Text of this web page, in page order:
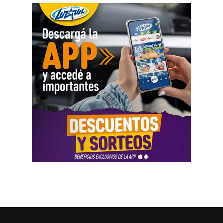
garantizó la pluralidad de voces en nuestro país».
Además, la abogada Amartino solicitó, en nombre de
todas las organizaciones que pidieron la audiencia, que
la CIDH «emita una comunicación dirigida al Estado
argentino en la que llame la atención sobre la
incompatibilidad de la reforma laboral con los estándares
interamericanos, y llame al cumplimiento de sus
obligaciones en materia de derechos humanos.
Solicitamos también que esa comunicación sea remitida
a todos los tribunales locales para ser tenida en cuenta
como instrumento de interpretación del derecho».
También pidió «que declare que la derogación del
municipios, entre otros. Además, sólo se garantizarán
vuelos sanitarios y de Estado por parte de la
Administración Nacional de Aviación Civil (ANAC), PAMI
y ANSES atenderán únicamente emergencias.
Uno de los principales motivos que reaviva la
conflictividad en el Sector Público es la pérdida del poder
adquisitivo a partir de las paritarias firmadas a la baja.
lo que va del 2026, los incrementos llegaron a 12,9%
en la Administración Pública Nacional hasta el mes de
junio, mientras que la inflación en ese mismo periodo
en lo que va de la gestión de Javier Milei, los
nuevamente sobre «el intento de cierre,